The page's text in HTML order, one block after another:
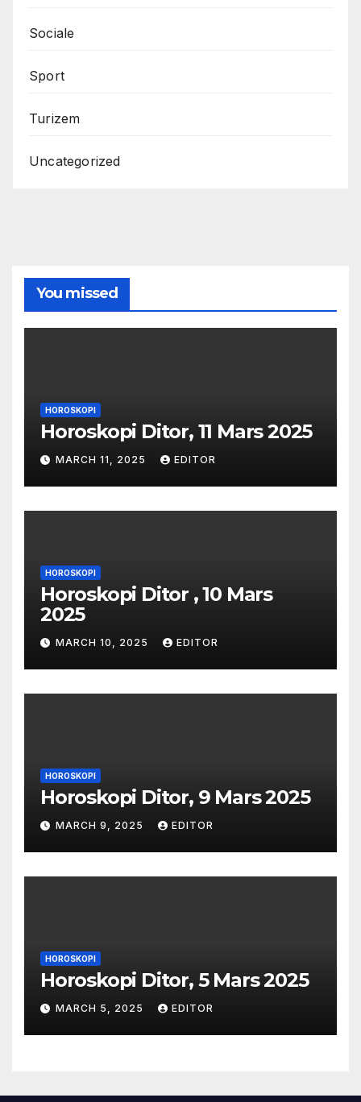
Sociale
Sport
Turizem
Uncategorized
You missed
HOROSKOPI
Horoskopi Ditor, 11 Mars 2025
MARCH 11, 2025 EDITOR
HOROSKOPI
Horoskopi Ditor , 10 Mars
2025
MARCH 10, 2025 EDITOR
HOROSKOPI
Horoskopi Ditor, 9 Mars 2025
MARCH 9, 2025 EDITOR
HOROSKOPI
Horoskopi Ditor, 5 Mars 2025
MARCH 5, 2025 EDITOR